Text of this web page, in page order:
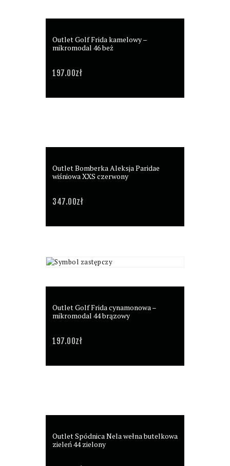
Outlet Golf Frida kamelowy –
mikromodal 46 beż
197.00zł
Outlet Bomberka Aleksja Paridae
wiśniowa XXS czerwony
347.00zł
Outlet Golf Frida cynamonowa –
mikromodal 44 brązowy
197.00zł
Outlet Spódnica Nela wełna butelkowa
zieleń 44 zielony